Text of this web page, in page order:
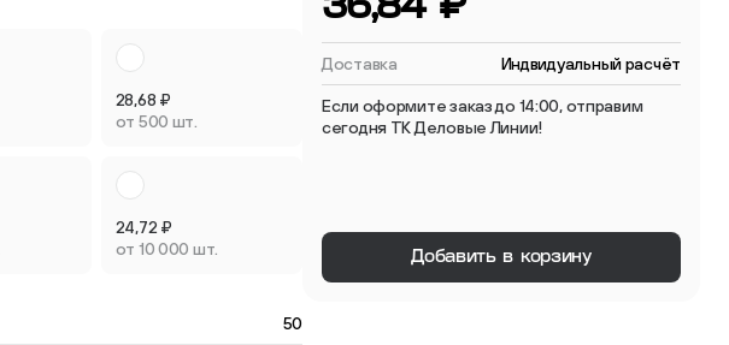
28,68 ₽
от 500 шт.
24,72 ₽
от 10 000 шт.
50
36,84 ₽
Доставка Индвидуальный расчёт
Если оформите заказ до 14:00, отправим
сегодня ТК Деловые Линии!
Добавить в корзину
Квадратные мебельные опоры
2 товара
Опоры пластиковые